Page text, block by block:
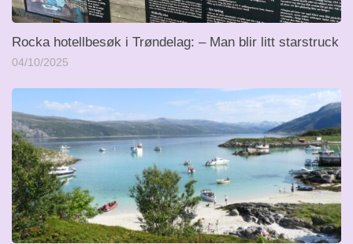
Rocka hotellbesøk i Trøndelag: – Man blir litt starstruck
04/10/2025